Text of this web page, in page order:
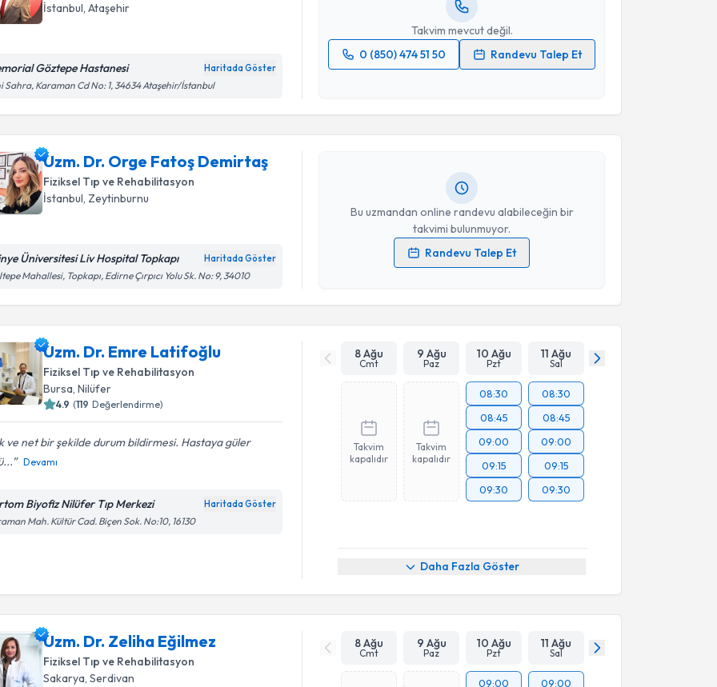
İstanbul, Ataşehir
Göztepe Hastanesi Haritada Göster
Sahra, Karaman Cd No: 1, 34634 Ataşehir/İstanbul
Takvim mevcut değil.
0 (850) 474 51 50
Randevu Talep Et
işlenmesini kabul ediyorum.
Uzm. Dr. Orge Fatoş Demirtaş
Fiziksel Tıp ve Rehabilitasyon
İstanbul, Zeytinburnu
Üniversitesi Liv Hospital Topkapı Haritada Göster
Mahallesi, Topkapı, Edirne Çırpıcı Yolu Sk. No: 9, 34010
Bu uzmandan online randevu alabileceğin bir
takvimi bulunmuyor.
Randevu Talep Et
Randevu Takvimi Talebi
Kişisel verilerimin işlenmesine ilişkinAydınlatma Metni
işlenmesini kabul ediyorum.
Takvim Talebini Gönder
Uzm. Dr. Emre Latifoğlu
Fiziksel Tıp ve Rehabilitasyon
Bursa, Nilüfer
4.9 (119 Değerlendirme)
ve net bir şekilde durum bildirmesi. Hastaya güler
Devamı
Biyofiz Nilüfer Tıp Merkezi Haritada Göster
Mah. Kültür Cad. Biçen Sok. No:10, 16130
8 Ağu
Cmt
9 Ağu
Paz
10 Ağu
Pzt
11 Ağu
Sal
Takvim
kapalıdır
Takvim
kapalıdır
08:30
08:45
09:00
09:15
09:30
08:30
08:45
09:00
09:15
09:30
Daha Fazla Göster
Uzm. Dr. Zeliha Eğilmez
Fiziksel Tıp ve Rehabilitasyon
Sakarya , Serdivan
8 Ağu
Cmt
9 Ağu
Paz
10 Ağu
Pzt
11 Ağu
Sal
09:00
09:00